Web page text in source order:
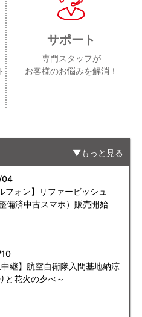
サポート
専門スタッフが
お客様のお悩みを解消！
もっと見る
04
フォン】リファービッシュ
備済中古スマホ）販売開始
中継】航空自衛隊入間基地納涼
と花火の夕べ～